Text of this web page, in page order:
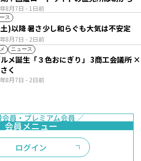
8月7日 - 1日前
ス
8月7日 - 2日前
8日(土)以降 暑さ少し和らぐも大気は不安定
ニュース
8月7日 - 2日前
メ誕生「３色おにぎり」 3商工会議所 ×
く
ログイン